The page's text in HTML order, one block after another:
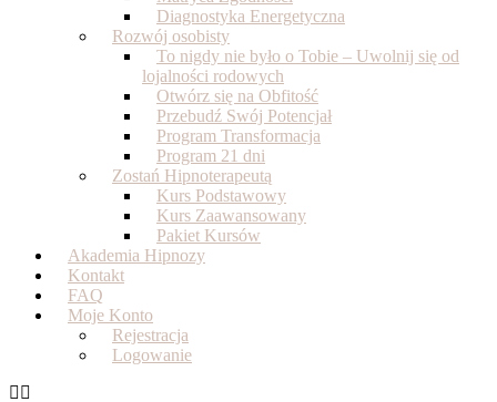
Diagnostyka Energetyczna
Rozwój osobisty
To nigdy nie było o Tobie – Uwolnij się od
lojalności rodowych
Otwórz się na Obfitość
Przebudź Swój Potencjał
Program Transformacja
Program 21 dni
Zostań Hipnoterapeutą
Kurs Podstawowy
Kurs Zaawansowany
Pakiet Kursów
Akademia Hipnozy
Kontakt
FAQ
Moje Konto
Rejestracja
Logowanie